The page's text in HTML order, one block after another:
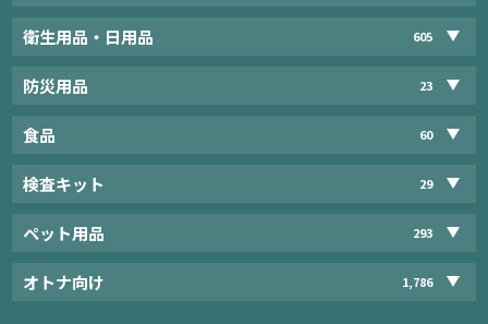
衛生用品・日用品 605
防災用品 23
食品 60
検査キット 29
ペット用品 293
オトナ向け 1,786